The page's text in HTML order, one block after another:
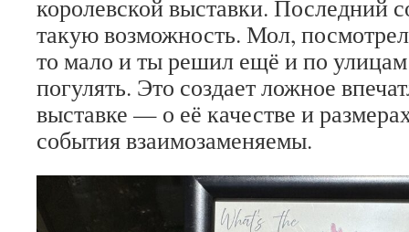
королевской выставки. Последний
такую возможность. Мол,
то мало и ты решил ещё и по
погулять. Это создает ложное
выставке — о её качестве и
события взаимозаменяемы.